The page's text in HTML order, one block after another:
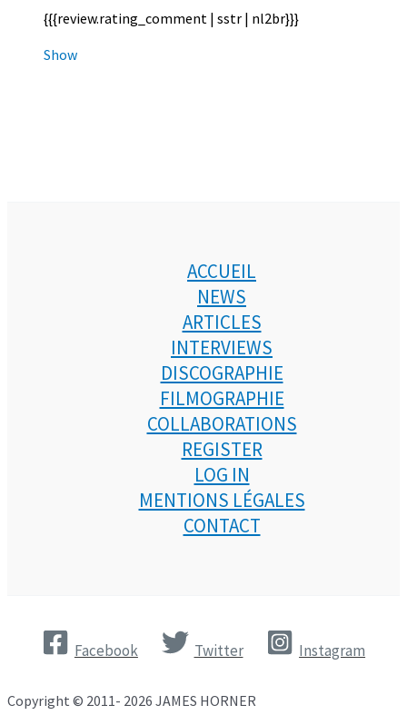
{{{review.rating_comment | sstr | nl2br}}}
Show
ACCUEIL
NEWS
ARTICLES
INTERVIEWS
DISCOGRAPHIE
FILMOGRAPHIE
COLLABORATIONS
REGISTER
LOG IN
MENTIONS LÉGALES
CONTACT
Facebook Twitter Instagram
Copyright © 2011- 2026 JAMES HORNER